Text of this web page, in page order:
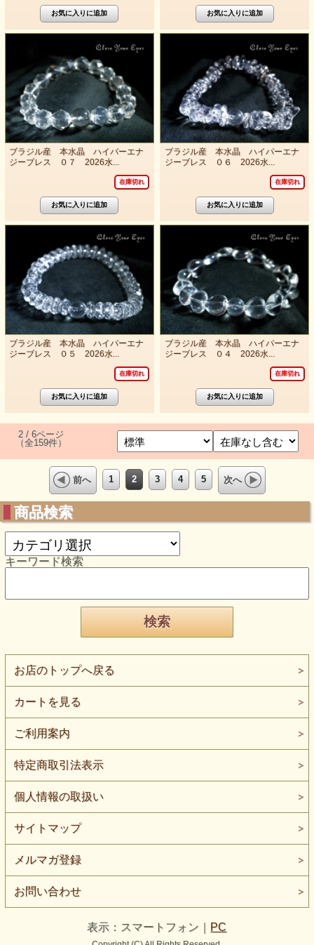
ブラジル産 本水晶 ハイパーエナ
ジーブレス ０７ 2026水...
在庫切れ
ブラジル産 本水晶 ハイパーエナ
ジーブレス ０６ 2026水...
在庫切れ
ブラジル産 本水晶 ハイパーエナ
ジーブレス ０５ 2026水...
在庫切れ
ブラジル産 本水晶 ハイパーエナ
ジーブレス ０４ 2026水...
在庫切れ
2 / 6ページ
（全159件）
前へ 1 2 3 4 5 次へ
商品検索
キーワード検索
お店のトップへ戻る
カートを見る
ご利用案内
特定商取引法表示
個人情報の取扱い
サイトマップ
メルマガ登録
お問い合わせ
表示：スマートフォン｜ PC